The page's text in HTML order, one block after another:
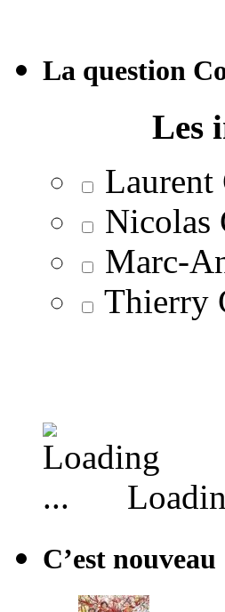
La question
Les
Laurent
Nicolas
Marc-
Thierry
C’est nouveau